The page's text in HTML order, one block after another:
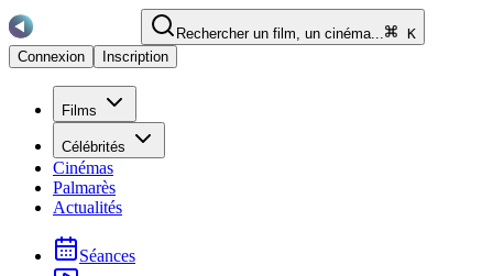
Rechercher un film, un cinéma...
K
Connexion
Inscription
Films
Célébrités
Cinémas
Palmarès
Actualités
Séances